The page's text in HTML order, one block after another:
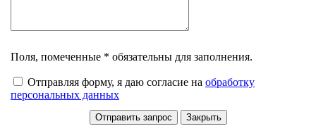
Поля, помеченные * обязательны для заполнения.
Отправляя форму, я даю согласие на обработку
персональных данных